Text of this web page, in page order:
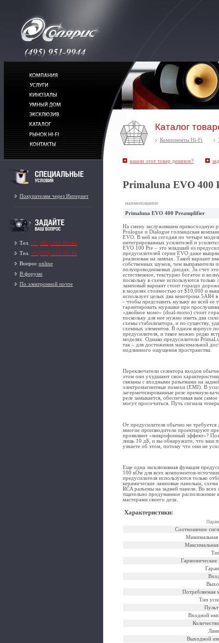
Покупателям через Интернет
Тел. +7 (495) 951-99-44
Тел. +7 (926) 159-99-44
Вопрос online
В форуме
По электронной почте
Каталог
Компоненты Hi-Fi
нашли этот товар дешевле?
Primaluna EVO 400
наименование
Primaluna EVO 400 Preamplifier
На смену заслужившим превосходную
Prologue и Dialogue голландская
EVO. В ней на сегодня по четыре
интегрированных усилителей и
EVO 100 Pre – это младший из
предусилителей серии EVO даже
реализован на лампах. Такой вариант
собственных шумов, чем выпрямители
полупроводниковых диодах. За счет
естественное, текстурно богатое и
поскольку в схеме используются
ламповый вариант стоит гораздо
в моделях стоимостью от $10,000 и
использует целых два кенотрона 5AR4
- чтобы представить музыку во всей ее
гарантировать мурашки при
«двойное моно» (dual-mono) стоит
поскольку для нее нужно иметь два
схемы стабилизатора, и по существу,
схемных элементов. В одном корпусе
предусилителя, и такое можно редко
моделях. Однако предусилители
так – для достижения максимальной
подлинного ощущения пространства.
Переключатели селектора входов
этом они ухудшают свои
связаны с входными разъемами на
электромагнитные помехи (EMI). В
загерметизированные реле премиум-
реле замыкается, обеспечивая вам
могут просочиться. Путь сигнала
От предусилителя обычно не
многие производители проектируют
проявляют «микрофонный эффект»?
лищь 10 дБ, и вы обнаружите, что ваш
узнаете об этом, потому что они не
Еще одна эксклюзивная функция
100 кОм для всех компонентов-
предусилителя используются только
керамические ламповые панельки,
RCA разъемы на задней панели. Во
тщательно продуманное расположение
мастерами своего дела.
Характеристики:
Соотношение
Минимальная
Гармонические
Потребляемая
Тип
Входной
Выходной